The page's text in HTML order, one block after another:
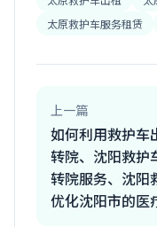
太原救护车服务租赁
上一篇
如何利用救护车
转院、沈阳救护
转院服务、沈阳
优化沈阳市的医